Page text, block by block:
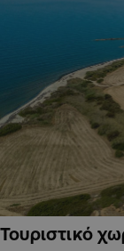
Τουριστικό